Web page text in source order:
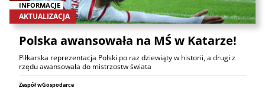
INFORMACJE
AKTUALIZACJA
Polska awansowała na MŚ w Katarze!
Piłkarska reprezentacja Polski po raz dziewiąty w historii, a drugi z
rzędu awansowała do mistrzostw świata
Zespół wGospodarce